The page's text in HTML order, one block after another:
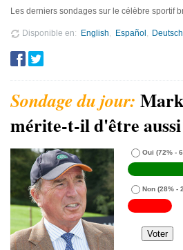
Les derniers sondages sur le célèbre sportif
Disponible en English Español Deutsch
mérite-t-il d'être
Oui (72% -
Non (28% -